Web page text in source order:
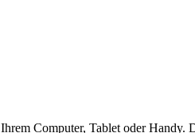
Computer, Tablet oder Handy.